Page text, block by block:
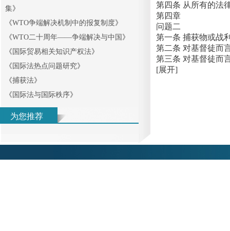
集》
《WTO争端解决机制中的报复制度》
《WTO二十周年——争端解决与中国 》
《 国际贸易相关知识产权法》
《 国际法热点问题研究》
《捕获法》
《 国际法与国际秩序》
为您推荐
第四条 从所有的法
第四章
问题二
第一条 捕获物或战
第二条 对基督徒而
第三条 对基督徒而
[展开]